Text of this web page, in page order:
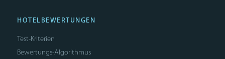
HOTELBEWERTUNGEN
Test-Kriterien
Bewertungs-Algorithmus